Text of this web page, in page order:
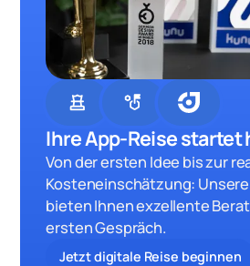
chess strategy
Ihre App-Reise startet
Von der ersten Idee bis zur
Kosteneinschätzung:
bieten Ihnen exzellente
ersten Gespräch.
Jetzt digitale Reise beginnen